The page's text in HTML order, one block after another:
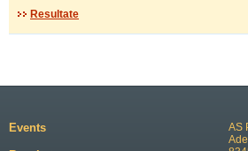
Resultate
AS
Events